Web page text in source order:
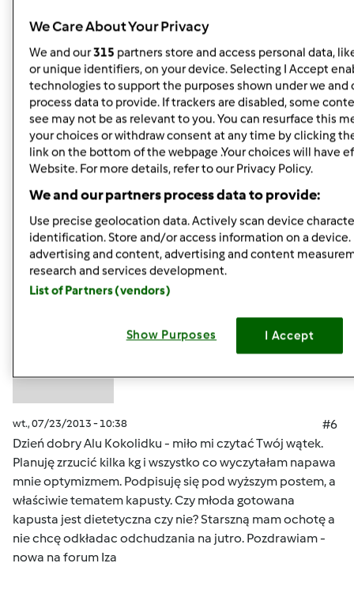
pon., 07/22/2013 - 15:02
Alu, proszę o więcej tego typu spostrzeżeń. Co natomiast
sadzisz o kapuście i ogórkach ?
W jakiej postaci je
najlepiej jeść? Kocham własnie te warzywa, natomiast
niekoniecznie brokuła i kalafiora lub cukinię. Dziś jadłam
kalafior i pieczone udko kurczaka.
Góra strony
komentarze
Anonim
(niezweryfikowany)
wt., 07/23/2013 - 10:38
#6
Dzień dobry Alu Kokolidku - miło mi czytać Twój wątek.
Planuję zrzucić kilka kg i wszystko co wyczytałam napawa
mnie optymizmem. Podpisuję się pod wyższym postem, a
właściwie tematem kapusty. Czy młoda gotowana
kapusta jest dietetyczna czy nie? Starszną mam ochotę a
nie chcę odkładac odchudzania na jutro. Pozdrawiam -
nowa na forum Iza
We Care About Your Privacy
We and our315 partners store and access personal data,
or unique identifiers, on your device. Selecting I Accept
technologies to support the purposes shown under we and
process data to provide. If trackers are disabled, some
see may not be as relevant to you. You can resurface this
your choices or withdraw consent at any time by clicking
link on the bottom of the webpage .Your choices will have
Website. For more details, refer to our Privacy Policy.
We and our partners process data to provide:
Use precise geolocation data. Actively scan device
identification. Store and/or access information on a device.
advertising and content, advertising and content
research and services development.
List of Partners (vendors)
Show Purposes I Accept